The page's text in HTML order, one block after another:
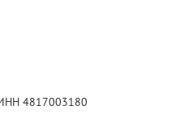
4817003180